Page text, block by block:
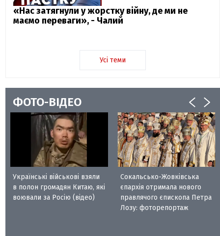
«Нас затягнули у жорстку війну, де ми не
маємо переваги», - Чалий
Усі теми
ФОТО-ВІДЕО
Українські військові взяли
в полон громадян Китаю, які
воювали за Росію (відео)
Сокальсько-Жовківська
єпархія отримала нового
правлячого єпископа Петра
Лозу: фоторепортаж